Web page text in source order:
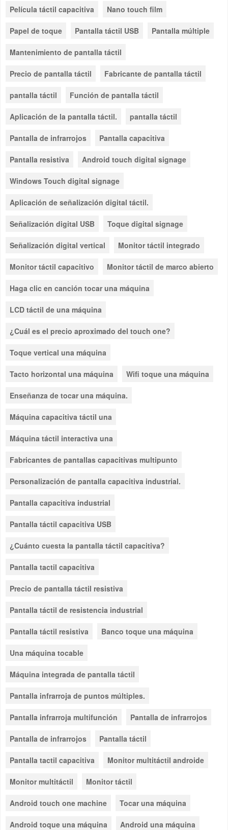
Película táctil capacitiva Nano touch film
Papel de toque Pantalla táctil USB Pantalla múltiple
Mantenimiento de pantalla táctil
Precio de pantalla táctil Fabricante de pantalla táctil
pantalla táctil Función de pantalla táctil
Aplicación de la pantalla táctil. pantalla táctil
Pantalla de infrarrojos Pantalla capacitiva
Pantalla resistiva Android touch digital signage
Windows Touch digital signage
Aplicación de señalización digital táctil.
Señalización digital USB Toque digital signage
Señalización digital vertical Monitor táctil integrado
Monitor táctil capacitivo Monitor táctil de marco abierto
Haga clic en canción tocar una máquina
LCD táctil de una máquina
¿Cuál es el precio aproximado del touch one?
Toque vertical una máquina
Tacto horizontal una máquina Wifi toque una máquina
Enseñanza de tocar una máquina.
Máquina capacitiva táctil una
Máquina táctil interactiva una
Fabricantes de pantallas capacitivas multipunto
Personalización de pantalla capacitiva industrial.
Pantalla capacitiva industrial
Pantalla táctil capacitiva USB
¿Cuánto cuesta la pantalla táctil capacitiva?
Pantalla tactil capacitiva
Precio de pantalla táctil resistiva
Pantalla táctil de resistencia industrial
Pantalla táctil resistiva Banco toque una máquina
Una máquina tocable
Máquina integrada de pantalla táctil
Pantalla infrarroja de puntos múltiples.
Pantalla infrarroja multifunción Pantalla de infrarrojos
Pantalla de infrarrojos Pantalla táctil
Pantalla tactil capacitiva Monitor multitáctil androide
Monitor multitáctil Monitor táctil
Android touch one machine Tocar una máquina
Android toque una máquina Android una máquina